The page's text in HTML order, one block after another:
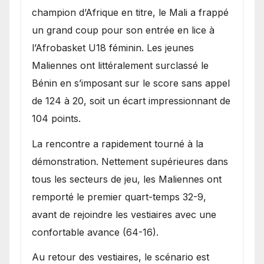
une lourde défaite au
Bénin.
champion d’Afrique en titre, le Mali a frappé
un grand coup pour son entrée en lice à
l’Afrobasket U18 féminin. Les jeunes
Maliennes ont littéralement surclassé le
Bénin en s’imposant sur le score sans appel
de 124 à 20, soit un écart impressionnant de
104 points.
La rencontre a rapidement tourné à la
démonstration. Nettement supérieures dans
tous les secteurs de jeu, les Maliennes ont
remporté le premier quart-temps 32-9,
avant de rejoindre les vestiaires avec une
confortable avance (64-16).
Au retour des vestiaires, le scénario est